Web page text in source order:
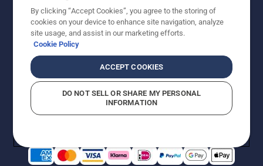
© Husqvarna AB (publ). Alle rechten voorbehouden. De
getoonde prijzen zijn consumentenadviesprijzen. Alle
vermelde prijzen zijn adviesverkoopprijzen (incl. BTW),
tenzij het product beschikbaar is voor directe aankoop.
CookiebeleidGebruiksvoorwaarden Privacyverklaring
Bedrijfsgegevens Report Suspected Violations
By clicking “Accept Cookies”, you agree to the storing of
cookies on your device to enhance site navigation, analyze
site usage, and assist in our marketing efforts.
Cookie Policy
ACCEPT COOKIES
DO NOT SELL OR SHARE MY PERSONAL
INFORMATION